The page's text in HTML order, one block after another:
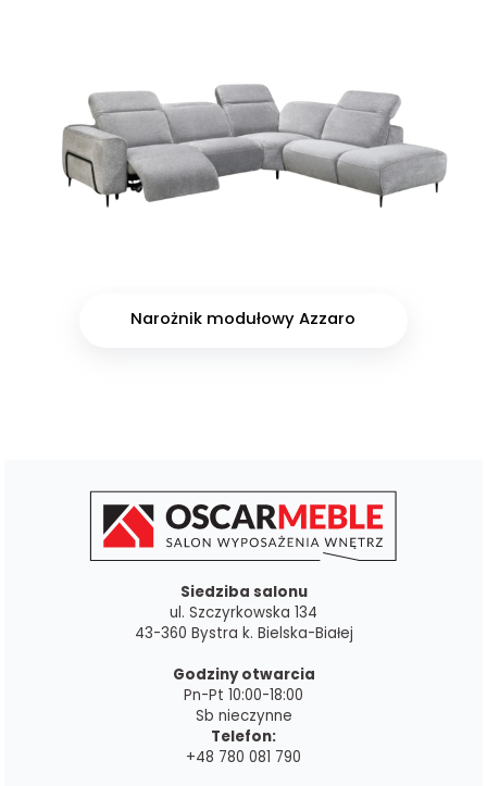
Narożnik modułowy Azzaro
Siedziba salonu
ul. Szczyrkowska 134
43-360 Bystra k. Bielska-Białej
Godziny otwarcia
Pn-Pt 10:00-18:00
Sb nieczynne
Telefon:
+48 780 081 790